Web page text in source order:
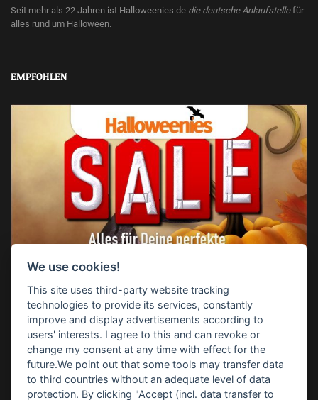
Seit mehr als 22 Jahren ist Halloweenies.de die deutsche Anlaufstellefür
alles rund um Halloween.
EMPFOHLEN
We use cookies!
This site uses third-party website tracking
technologies to provide its services, constantly
improve and display advertisements according to
users' interests. I agree to this and can revoke or
change my consent at any time with effect for the
future.We point out that some tools may transfer data
to third countries without an adequate level of data
protection. By clicking "Accept (incl. data transfer to